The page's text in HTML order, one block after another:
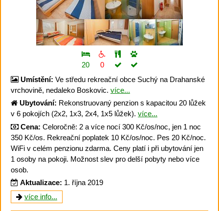
20
0
Umístění: Ve středu rekreační obce Suchý na Drahanské
vrchovině, nedaleko Boskovic. více...
Ubytování: Rekonstruovaný penzion s kapacitou 20 lůžek
v 6 pokojích (2x2, 1x3, 2x4, 1x5 lůžek). více...
Cena: Celoročně: 2 a více nocí 300 Kč/os/noc, jen 1 noc
350 Kč/os. Rekreační poplatek 10 Kč/os/noc. Pes 20 Kč/noc.
WiFi v celém penzionu zdarma. Ceny platí i při ubytování jen
1 osoby na pokoji. Možnost slev pro delší pobyty nebo více
osob.
Aktualizace: 1. října 2019
více info...